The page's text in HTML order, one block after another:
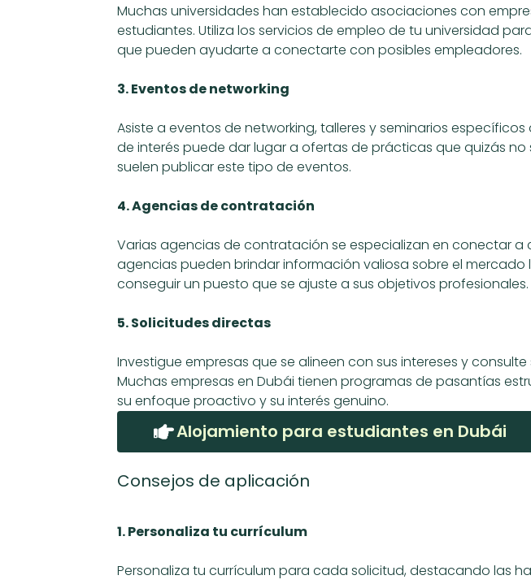
Muchas universidades han establecido asociaciones con
estudiantes. Utiliza los servicios de empleo de tu universidad
que pueden ayudarte a conectarte con posibles empleadores.
3. Eventos de networking
Asiste a eventos de networking, talleres y seminarios
de interés puede dar lugar a ofertas de prácticas que quizás
suelen publicar este tipo de eventos.
4. Agencias de contratación
Varias agencias de contratación se especializan en conectar
agencias pueden brindar información valiosa sobre el
conseguir un puesto que se ajuste a sus objetivos profesionales.
5. Solicitudes directas
Investigue empresas que se alineen con sus intereses y
Muchas empresas en Dubái tienen programas de pasantías
su enfoque proactivo y su interés genuino.
Alojamiento para estudiantes en Dubái
Consejos de aplicación
1. Personaliza tu currículum
Personaliza tu currículum para cada solicitud, destacando las